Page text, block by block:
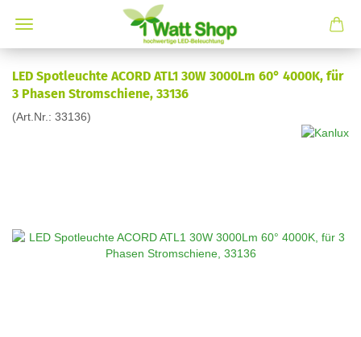
LED Spotleuchte ACORD ATL1 30W 3000Lm 60° 4000K, für
3 Phasen Stromschiene, 33136
(Art.Nr.: 33136)